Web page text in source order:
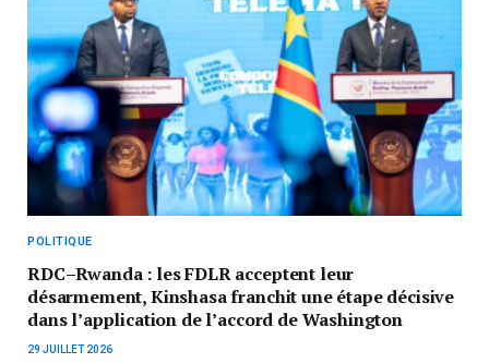
POLITIQUE
RDC–Rwanda : les FDLR acceptent leur
désarmement, Kinshasa franchit une étape décisive
dans l’application de l’accord de Washington
29 JUILLET 2026